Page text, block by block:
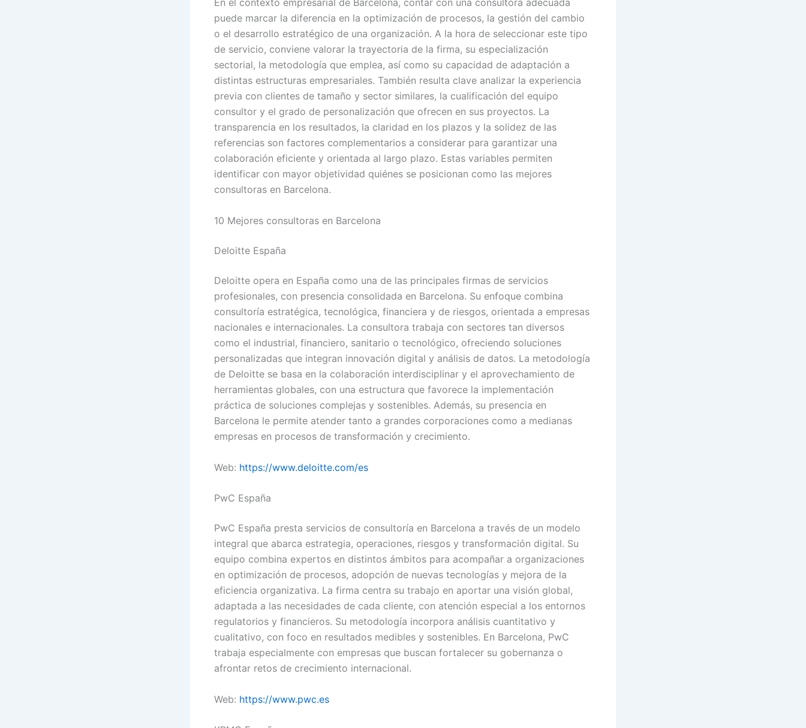
En el contexto empresarial de Barcelona, contar con una consultora adecuada
puede marcar la diferencia en la optimización de procesos, la gestión del cambio
o el desarrollo estratégico de una organización. A la hora de seleccionar este tipo
de servicio, conviene valorar la trayectoria de la firma, su especialización
sectorial, la metodología que emplea, así como su capacidad de adaptación a
distintas estructuras empresariales. También resulta clave analizar la experiencia
previa con clientes de tamaño y sector similares, la cualificación del equipo
consultor y el grado de personalización que ofrecen en sus proyectos. La
transparencia en los resultados, la claridad en los plazos y la solidez de las
referencias son factores complementarios a considerar para garantizar una
colaboración eficiente y orientada al largo plazo. Estas variables permiten
identificar con mayor objetividad quiénes se posicionan como las mejores
consultoras en Barcelona.
10 Mejores consultoras en Barcelona
Deloitte España
Deloitte opera en España como una de las principales firmas de servicios
profesionales, con presencia consolidada en Barcelona. Su enfoque combina
consultoría estratégica, tecnológica, financiera y de riesgos, orientada a empresas
nacionales e internacionales. La consultora trabaja con sectores tan diversos
como el industrial, financiero, sanitario o tecnológico, ofreciendo soluciones
personalizadas que integran innovación digital y análisis de datos. La metodología
de Deloitte se basa en la colaboración interdisciplinar y el aprovechamiento de
herramientas globales, con una estructura que favorece la implementación
práctica de soluciones complejas y sostenibles. Además, su presencia en
Barcelona le permite atender tanto a grandes corporaciones como a medianas
empresas en procesos de transformación y crecimiento.
Web: https://www.deloitte.com/es
PwC España
PwC España presta servicios de consultoría en Barcelona a través de un modelo
integral que abarca estrategia, operaciones, riesgos y transformación digital. Su
equipo combina expertos en distintos ámbitos para acompañar a organizaciones
en optimización de procesos, adopción de nuevas tecnologías y mejora de la
eficiencia organizativa. La firma centra su trabajo en aportar una visión global,
adaptada a las necesidades de cada cliente, con atención especial a los entornos
regulatorios y financieros. Su metodología incorpora análisis cuantitativo y
cualitativo, con foco en resultados medibles y sostenibles. En Barcelona, PwC
trabaja especialmente con empresas que buscan fortalecer su gobernanza o
afrontar retos de crecimiento internacional.
Web: https://www.pwc.es